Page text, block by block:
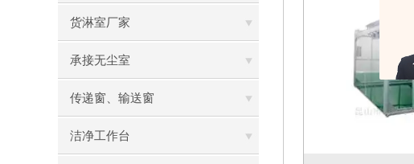
货淋室厂家
承接无尘室
传递窗、输送窗
洁净工作台